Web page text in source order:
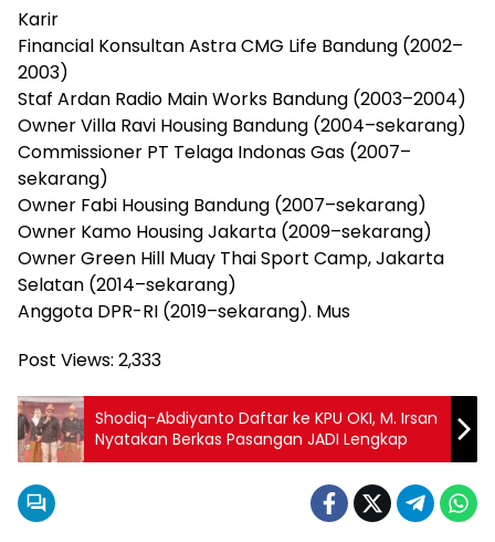
Karir
Financial Konsultan Astra CMG Life Bandung (2002–
2003)
Staf Ardan Radio Main Works Bandung (2003–2004)
Owner Villa Ravi Housing Bandung (2004–sekarang)
Commissioner PT Telaga Indonas Gas (2007–
sekarang)
Owner Fabi Housing Bandung (2007–sekarang)
Owner Kamo Housing Jakarta (2009–sekarang)
Owner Green Hill Muay Thai Sport Camp, Jakarta
Selatan (2014–sekarang)
Anggota DPR-RI (2019–sekarang). Mus
Post Views: 2,333
Shodiq-Abdiyanto Daftar ke KPU OKI, M. Irsan
Nyatakan Berkas Pasangan JADI Lengkap